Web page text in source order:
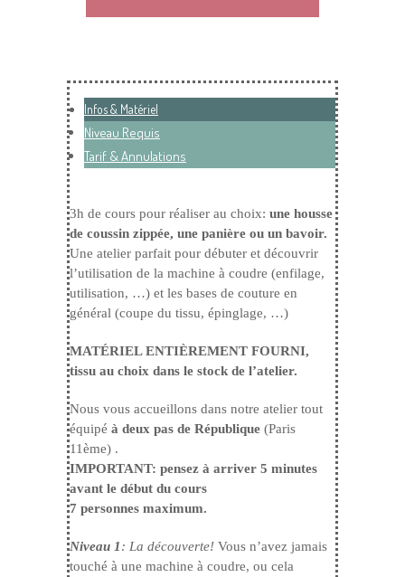
Infos & Matériel
Niveau Requis
Tarif & Annulations
3h de cours pour réaliser au choix: une housse
de coussin zippée, une panière ou un bavoir.
Une atelier parfait pour débuter et découvrir
l’utilisation de la machine à coudre (enfilage,
utilisation, …) et les bases de couture en
général (coupe du tissu, épinglage, …)
MATÉRIEL ENTIÈREMENT FOURNI,
tissu au choix dans le stock de l’atelier.
Nous vous accueillons dans notre atelier tout
équipé à deux pas de République (Paris
11ème) .
IMPORTANT: pensez à arriver 5 minutes
avant le début du cours
7 personnes maximum.
Niveau 1: La découverte! Vous n’avez jamais
touché à une machine à coudre, ou cela